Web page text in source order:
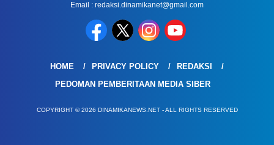
Email : redaksi.dinamikanet@gmail.com
HOME PRIVACY POLICY
REDAKSI
PEDOMAN PEMBERITAAN MEDIA SIBER
COPYRIGHT © 2026 DINAMIKANEWS.NET - ALL RIGHTS RESERVED